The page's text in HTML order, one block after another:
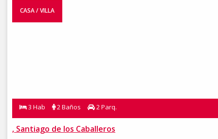
CASA / VILLA
3 Hab 2 Baños 2 Parq.
, Santiago de los Caballeros